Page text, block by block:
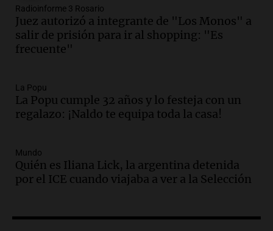
Audio.Madres en Rosario piden por la
ley Joaquín.
Viva la Radio Rosario
Episodios
de hacienda: “Las tecnologías no
reemplazan el contacto con la gente”
La Argentina, hoy
Audio.
un pozo de 17 metros en Nueva Córdoba
Panorama Federal
Audio.Lanzamiento del Tigo 7 CSH: el
Radioinforme 3 Rosario
Juez autorizó a integrante de "Los Monos" a
salir de prisión para ir al shopping: "Es
frecuente"
La Popu
La Popu cumple 32 años y lo festeja con un
regalazo: ¡Naldo te equipa toda la casa!
Mundo
Quién es Iliana Lick, la argentina detenida
por el ICE cuando viajaba a ver a la Selección